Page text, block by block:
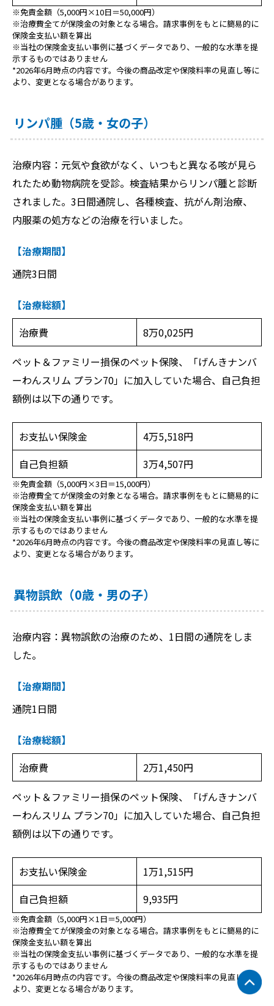
※免責金額（5,000円×10日＝50,000円）
※治療費全てが保険金の対象となる場合。請求事例をもとに簡易的に
保険金支払い額を算出
※当社の保険金支払い事例に基づくデータであり、一般的な水準を提
示するものではありません
*2026年6月時点の内容です。今後の商品改定や保険料率の見直し等に
より、変更となる場合があります。
リンパ腫（5歳・女の子）
治療内容：元気や食欲がなく、いつもと異なる咳が見ら
れたため動物病院を受診。検査結果からリンパ腫と診断
されました。3日間通院し、各種検査、抗がん剤治療、
内服薬の処方などの治療を行いました。
【治療期間】
通院3日間
【治療総額】
治療費
8万0,025円
ペット＆ファミリー損保のペット保険、「げんきナンバ
ーわんスリム プラン70」に加入していた場合、自己負担
額例は以下の通りです。
お支払い保険金
4万5,518円
自己負担額
3万4,507円
※免責金額（5,000円×3日＝15,000円）
※治療費全てが保険金の対象となる場合。請求事例をもとに簡易的に
保険金支払い額を算出
※当社の保険金支払い事例に基づくデータであり、一般的な水準を提
示するものではありません
*2026年6月時点の内容です。今後の商品改定や保険料率の見直し等に
より、変更となる場合があります。
異物誤飲（0歳・男の子）
治療内容：異物誤飲の治療のため、1日間の通院をしま
した。
【治療期間】
通院1日間
【治療総額】
治療費
2万1,450円
ペット＆ファミリー損保のペット保険、「げんきナンバ
ーわんスリム プラン70」に加入していた場合、自己負担
額例は以下の通りです。
お支払い保険金
1万1,515円
自己負担額
9,935円
※免責金額（5,000円×1日＝5,000円）
※治療費全てが保険金の対象となる場合。請求事例をもとに簡易的に
保険金支払い額を算出
※当社の保険金支払い事例に基づくデータであり、一般的な水準を提
示するものではありません
*2026年6月時点の内容です。今後の商品改定や保険料率の見直し等に
より、変更となる場合があります。